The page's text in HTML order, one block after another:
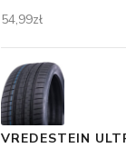
54,99zł
VREDESTEIN